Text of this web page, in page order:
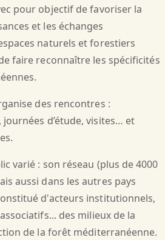
pour objectif de favoriser la
et les échanges
naturels et forestiers
faire reconnaître les spécificités
des rencontres :
d’étude, visites… et
varié : son réseau (plus de 4000
aussi dans les autres pays
d'acteurs institutionnels,
des milieux de la
de la forêt méditerranéenne.